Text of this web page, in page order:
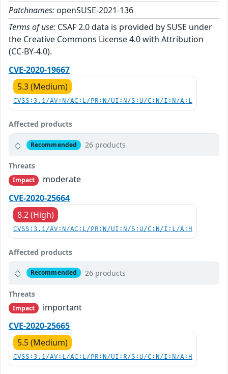
Patchnames: openSUSE-2021-136
Terms of use: CSAF 2.0 data is provided by SUSE under
the Creative Commons License 4.0 with Attribution
(CC-BY-4.0).
CVE-2020-19667
5.3 (Medium)
CVSS:3.1/AV:N/AC:L/PR:N/UI:N/S:U/C:N/I:N/A:L
Affected products
Recommended 26 products
Threats
Impact
moderate
CVE-2020-25664
8.2 (High)
CVSS:3.1/AV:N/AC:L/PR:N/UI:N/S:U/C:N/I:L/A:H
Affected products
Recommended 26 products
Threats
Impact
important
CVE-2020-25665
5.5 (Medium)
CVSS:3.1/AV:L/AC:L/PR:N/UI:R/S:U/C:N/I:N/A:H